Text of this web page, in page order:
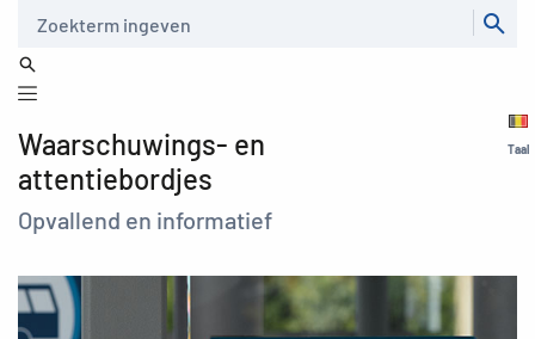
Taal
Waarschuwings- en
attentiebordjes
Opvallend en informatief